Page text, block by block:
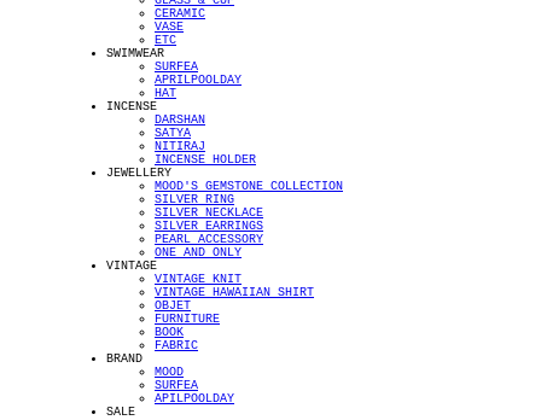
CERAMIC
VASE
ETC
SWIMWEAR
SURFEA
APRILPOOLDAY
HAT
INCENSE
DARSHAN
SATYA
NITIRAJ
INCENSE HOLDER
JEWELLERY
MOOD'S GEMSTONE COLLECTION
SILVER RING
SILVER NECKLACE
SILVER EARRINGS
PEARL ACCESSORY
ONE AND ONLY
VINTAGE
VINTAGE KNIT
VINTAGE HAWAIIAN SHIRT
OBJET
FURNITURE
BOOK
FABRIC
BRAND
MOOD
SURFEA
APILPOOLDAY
SALE